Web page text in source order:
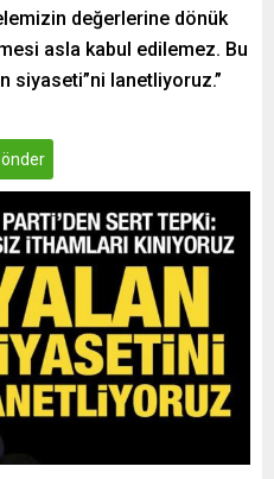
değerlerine dönük
asla kabul edilemez. Bu
siyaseti”ni lanetliyoruz.”